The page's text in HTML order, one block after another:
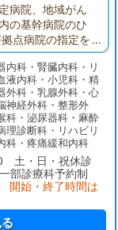
病院、地域がん
の基幹病院のひ
点病院の指定を
、患者さんに適
ボット導入、さ
備が進められてい
最新の医療を提
内科・腎臓内科・リ
液内科・小児科・精
外科・乳腺外科・心
神経外科・整形外
科・泌尿器科・麻酔
理診断科・リハビリ
科・疼痛緩和内科
土・日・祝休診
部診療科予約制
開始・終了時間は